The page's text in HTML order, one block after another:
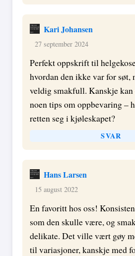
Kari Johansen
27 september 2024
Perfekt oppskrift til
hvordan den ikke var for søt,
veldig smakfull. Kanskje
noen tips om oppbevaring –
retten seg i kjøleskapet?
SVAR
Hans Larsen
15 august 2022
En favoritt hos oss!
som den skulle være, og
delikate. Det ville vært gøy
til variasjoner, kanskje med